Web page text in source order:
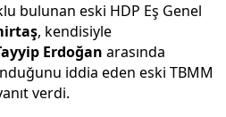
bulunan eski HDP Eş Genel
, kendisiyle
Erdoğan arasında
iddia eden eski TBMM
verdi.